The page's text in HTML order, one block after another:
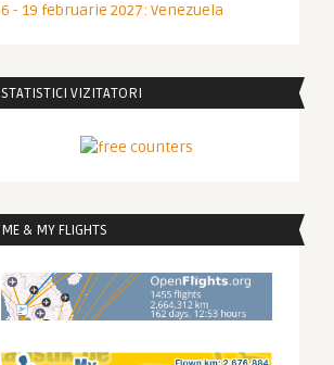
6 - 19 februarie 2027: Venezuela
STATISTICI VIZITATORI
ME & MY FLIGHTS